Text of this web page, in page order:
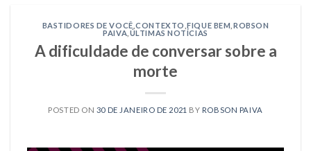
BASTIDORES DE VOCÊ ,CONTEXTO ,FIQUE BEM ROBSON
PAIVA ÚLTIMAS NOTÍCIAS
A dificuldade de conversar sobre a
morte
POSTED ON 30 DE JANEIRO DE 2021 BY ROBSON PAIVA